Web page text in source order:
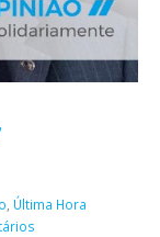
, Última Hora